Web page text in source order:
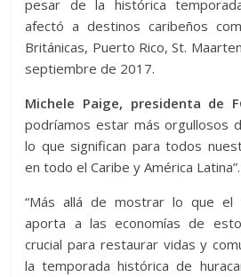
pesar de la histórica
afectó a destinos caribeños
Británicas, Puerto Rico, St.
septiembre de 2017.
Michele Paige, presidenta de
podríamos estar más orgullosos
lo que significan para todos
en todo el Caribe y América Latina”.
“Más allá de mostrar lo que el
aporta a las economías de
crucial para restaurar vidas y
la temporada histórica de